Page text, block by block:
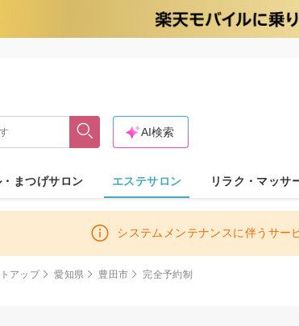
AI検索
まつげサロン エステサロン リラク・マッサ
システムメンテナンスに伴うサ
アップ 愛知県 豊田市 完全予約制